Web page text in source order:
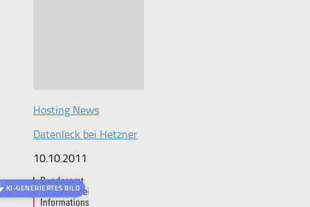
Hosting News
Datenleck bei Hetzner
10.10.2011
KI-GENERIERTES BILD